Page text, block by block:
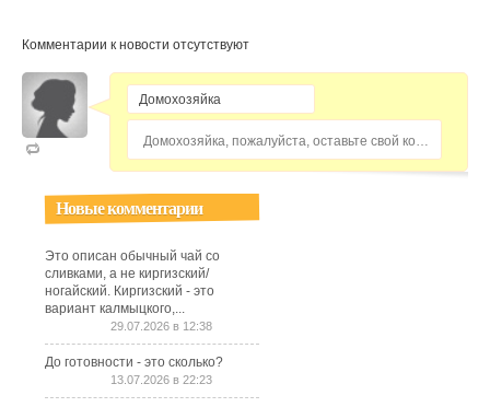
Комментарии к новости отсутствуют
Домохозяйка, пожалуйста, оставьте свой комментарий...
Новые комментарии
Это описан обычный чай со
сливками, а не киргизский/
ногайский. Киргизский - это
вариант калмыцкого,...
29.07.2026 в 12:38
До готовности - это сколько?
13.07.2026 в 22:23